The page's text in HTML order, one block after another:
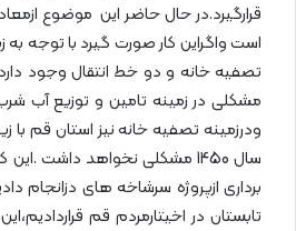
قرارگیرد.در حال حاضر این موضوع
است واگراین کار صورت گیرد با توجه
مشکلی در زمینه تامین و توزیع آب
ودرزمینه تصفیه خانه نیز استان قم با
برداری ازپروژه سرشاخه های دزانجام
تابستان در اخیتارمردم قم